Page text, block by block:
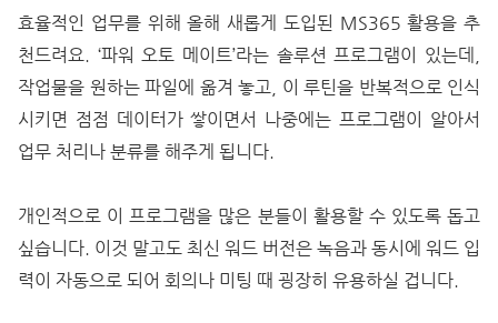
효율적인 업무를 위해 올해 새롭게 도입된 MS365 활용을 추
천드려요. ‘파워 오토 메이트’라는 솔루션 프로그램이 있는데,
작업물을 원하는 파일에 옮겨 놓고, 이 루틴을 반복적으로 인식
시키면 점점 데이터가 쌓이면서 나중에는 프로그램이 알아서
업무 처리나 분류를 해주게 됩니다.
개인적으로 이 프로그램을 많은 분들이 활용할 수 있도록 돕고
싶습니다. 이것 말고도 최신 워드 버전은 녹음과 동시에 워드 입
력이 자동으로 되어 회의나 미팅 때 굉장히 유용하실 겁니다.